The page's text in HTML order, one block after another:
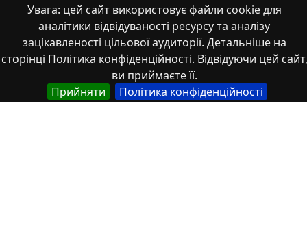
Увага: цей сайт використовує файли cookie для
аналітики відвідуваності ресурсу та аналізу
зацікавленості цільової аудиторії. Детальніше на
сторінці Політика конфіденційності. Відвідуючи цей сайт,
ви приймаєте її.
Прийняти
Політика конфіденційності
Мова
Німецька
Англійська
Англійська (США)